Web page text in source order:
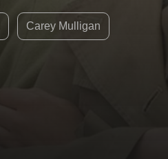
Carey Mulligan